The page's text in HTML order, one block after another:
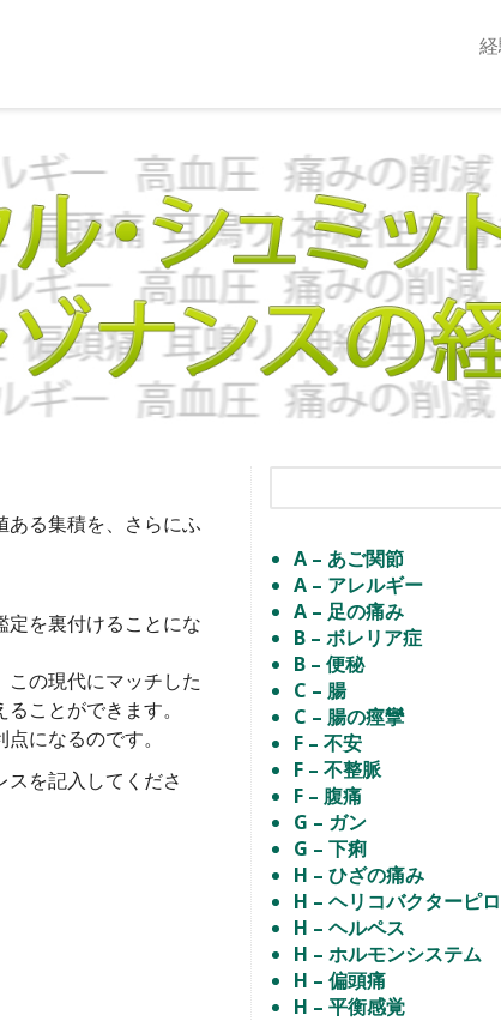
る集積を、さらにふ
定を裏付けることにな
この現代にマッチした
ことができます。
になるのです。
を記入してくださ
A – あご関節
A – アレルギー
A – 足の痛み
B – ボレリア症
B – 便秘
C – 腸
C – 腸の痙攣
F – 不安
F – 不整脈
F – 腹痛
G – ガン
G – 下痢
H – ひざの痛み
H – ヘリコバクターピ
H – ヘルペス
H – ホルモンシステム
H – 偏頭痛
H – 平衡感覚